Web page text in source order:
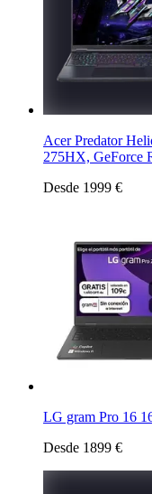
Acer Predator
275HX, GeForce
Desde 1999 €
LG gram Pro 16
Desde 1899 €